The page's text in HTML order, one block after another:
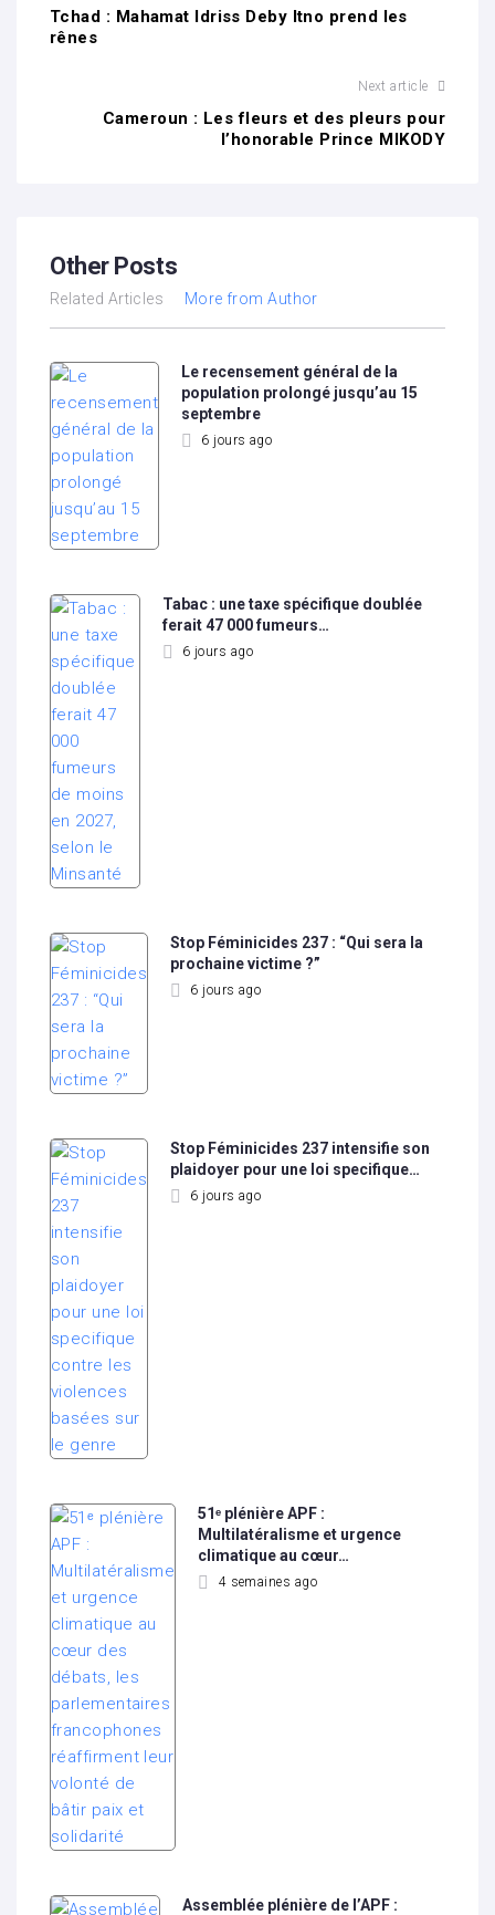
Tchad : Mahamat Idriss Deby Itno prend les
rênes
Next article
Cameroun : Les fleurs et des pleurs pour
l’honorable Prince MIKODY
Other Posts
Related Articles More from Author
Le recensement général de la
population prolongé jusqu’au 15
septembre
6 jours ago
Tabac : une taxe spécifique doublée
ferait 47 000 fumeurs…
6 jours ago
Stop Féminicides 237 : “Qui sera la
prochaine victime ?”
6 jours ago
Stop Féminicides 237 intensifie son
plaidoyer pour une loi specifique…
6 jours ago
51ᵉ plénière APF :
Multilatéralisme et urgence
climatique au cœur…
4 semaines ago
Assemblée plénière de l’APF :